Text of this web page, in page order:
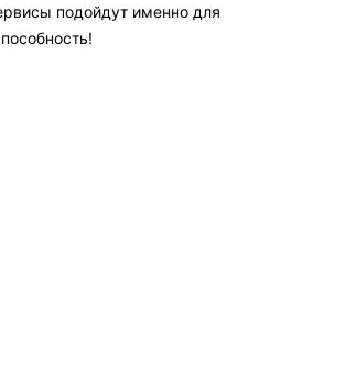
подойдут именно для